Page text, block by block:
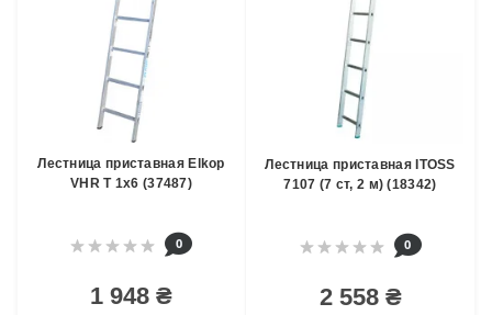
Лестница приставная Elkop
VHR T 1x6 (37487)
0
1 948 ₴
Лестница приставная ITOSS
7107 (7 ст, 2 м) (18342)
0
2 558 ₴